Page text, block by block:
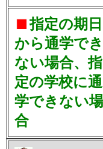
指定の期日
から通学でき
ない場合、指
定の学校に通
学できない場
合